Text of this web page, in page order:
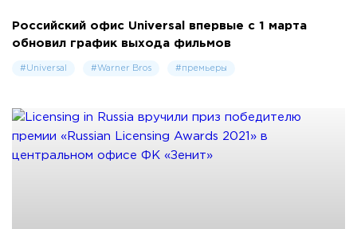
Российский офис Universal впервые с 1 марта
обновил график выхода фильмов
#Universal #Warner Bros #премьеры